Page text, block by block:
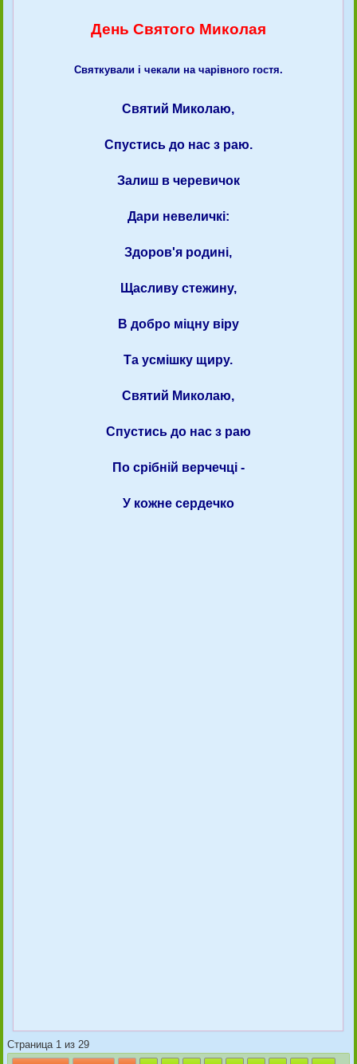
День Святого Миколая
Святкували і чекали на чарівного гостя.
Святий Миколаю,
Спустись до нас з раю.
Залиш в черевичок
Дари невеличкі:
Здоров'я родині,
Щасливу стежину,
В добро міцну віру
Та усмішку щиру.
Святий Миколаю,
Спустись до нас з раю
По срібній верчечці -
У кожне сердечко
Страница 1 из 29